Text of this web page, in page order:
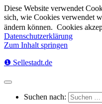
Diese Website verwendet
sich, wie Cookies verwendet
ändern können. Cookies
Datenschutzerklärung
Zum Inhalt springen
❶ Sellestadt.de
Suchen nach: